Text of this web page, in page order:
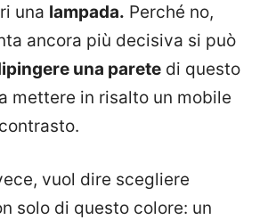
una lampada. Perché no,
ancora più decisiva si può
una parete di questo
mettere in risalto un mobile
vuol dire scegliere
solo di questo colore: un